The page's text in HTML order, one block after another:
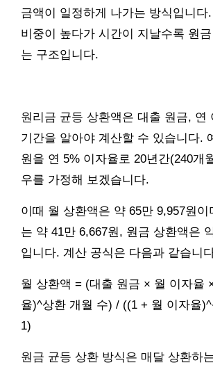
금액이 일정하게 나가는 방식입니다
비중이 높다가 시간이 지날수록 원
는 구조입니다.
원리금 균등 상환액은 대출 원금, 연
기간을 알아야 계산할 수 있습니다.
원을 연 5% 이자율로 20년간(240개
우를 가정해 보겠습니다.
이때 월 상환액은 약 65만 9,957원
는 약 41만 6,667원, 원금 상환액은
입니다. 계산 공식은 다음과 같습니
월 상환액 = (대출 원금 × 월 이자율
율)^상환 개월 수) / ((1 + 월 이자율
1)
원금 균등 상환 방식은 매달 상환하